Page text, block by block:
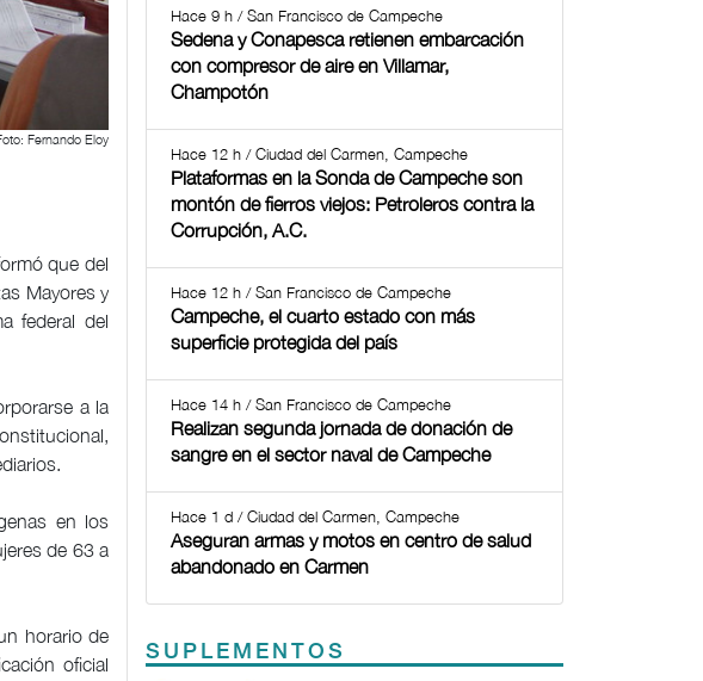
Fernando Eloy
que del
Mayores y
federal del
a la
en los
de 63 a
horario de
oficial
Hace 9 h / San Francisco de Campeche
Sedena y Conapesca retienen embarcación
con compresor de aire en Villamar,
Champotón
Hace 12 h / Ciudad del Carmen, Campeche
Plataformas en la Sonda de Campeche son
montón de fierros viejos: Petroleros contra la
Corrupción, A.C.
Hace 12 h / San Francisco de Campeche
Campeche, el cuarto estado con más
superficie protegida del país
Hace 14 h / San Francisco de Campeche
Realizan segunda jornada de donación de
sangre en el sector naval de Campeche
Hace 1 d / Ciudad del Carmen, Campeche
Aseguran armas y motos en centro de salud
abandonado en Carmen
SUPLEMENTOS